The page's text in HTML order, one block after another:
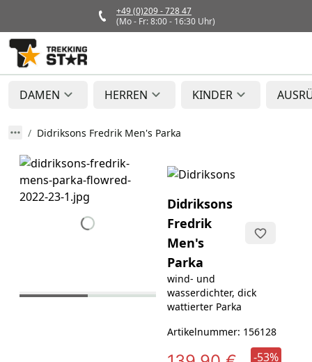
+49 (0)209 - 728 47
(Mo - Fr: 8:00 - 16:30 Uhr)
DAMEN HERREN KINDER
Didriksons Fredrik Men's Parka
Didriksons
Fredrik
Men's
Parka
wind- und
wasserdichter, dick
wattierter Parka
Artikelnummer: 156128
-53%